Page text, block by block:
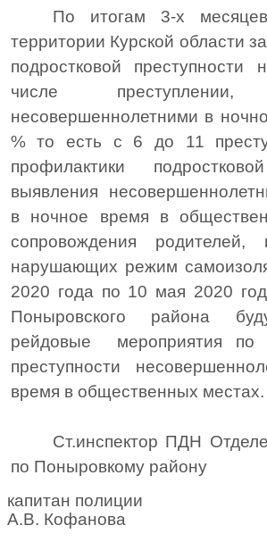
По итогам 3-х
территории Курской области
подростковой
числе преступлении,
несовершеннолетними в
% то есть с 6 до 11
профилактики
выявления
в ночное время в
сопровождения родителей,
нарушающих режим
2020 года по 10 мая 2020
Поныровского района
рейдовые
мероприятия по
преступности
время в общественных местах.
Ст.инспектор ПДН
по Поныровкому району
капитан полиции
А.В. Кофанова